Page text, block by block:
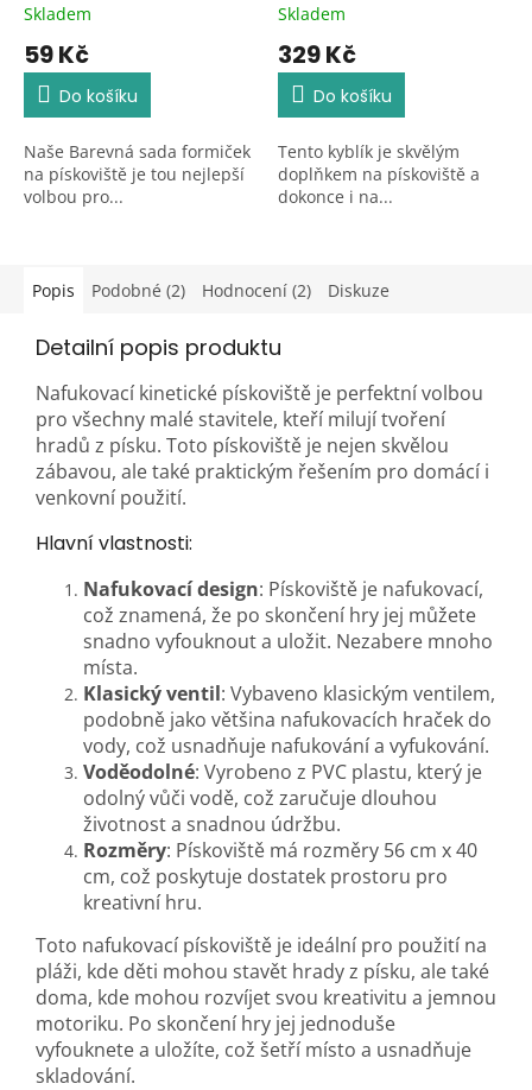
Průměrné
hodnocení
produktu
5,0
5
hvězdiček.
Skladem
59 Kč
Do košíku
Naše Barevná sada formiček
na pískoviště je tou nejlepší
volbou pro...
Průměrné
hodnocení
produktu
5,0
5
hvězdiček.
Skladem
329 Kč
Do košíku
Tento kyblík je skvělým
doplňkem na pískoviště a
dokonce i na...
Popis Podobné (2) Hodnocení (2) Diskuze
Detailní popis produktu
Nafukovací kinetické pískoviště je perfektní volbou
pro všechny malé stavitele, kteří milují tvoření
hradů z písku. Toto pískoviště je nejen skvělou
zábavou, ale také praktickým řešením pro domácí i
venkovní použití.
Hlavní vlastnosti:
Nafukovací design: Pískoviště je nafukovací,
což znamená, že po skončení hry jej můžete
snadno vyfouknout a uložit. Nezabere mnoho
místa.
Klasický ventil: Vybaveno klasickým ventilem,
podobně jako většina nafukovacích hraček do
vody, což usnadňuje nafukování a vyfukování.
Voděodolné: Vyrobeno z PVC plastu, který je
odolný vůči vodě, což zaručuje dlouhou
životnost a snadnou údržbu.
Rozměry: Pískoviště má rozměry 56 cm x 40
cm, což poskytuje dostatek prostoru pro
kreativní hru.
Toto nafukovací pískoviště je ideální pro použití na
pláži, kde děti mohou stavět hrady z písku, ale také
doma, kde mohou rozvíjet svou kreativitu a jemnou
motoriku. Po skončení hry jej jednoduše
vyfouknete a uložíte, což šetří místo a usnadňuje
skladování.